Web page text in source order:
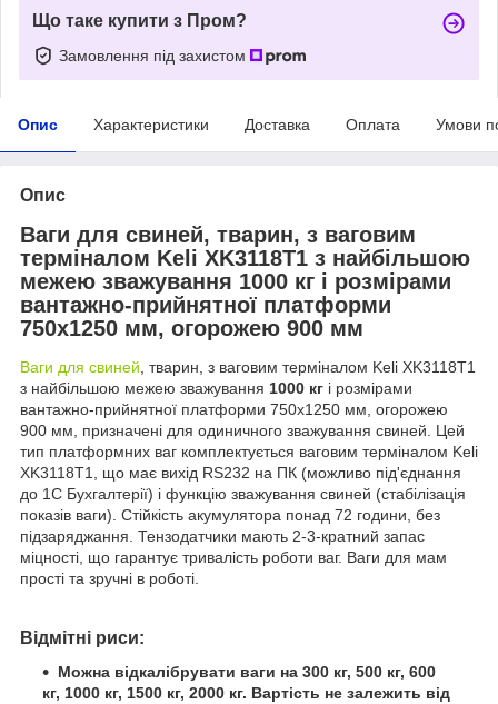
Що таке купити з Пром?
Замовлення під захистом
Опис Характеристики Доставка Оплата Умови
Опис
Ваги для свиней, тварин, з ваговим
терміналом Keli XK3118T1 з найбільшою
межею зважування 1000 кг і розмірами
вантажно-прийнятної платформи
750х1250 мм, огорожею 900 мм
Ваги для свиней, тварин, з ваговим терміналом Keli XK3118T1
з найбільшою межею зважування 1000 кг і розмірами
вантажно-прийнятної платформи 750х1250 мм, огорожею
900 мм, призначені для одиничного зважування свиней. Цей
тип платформних ваг комплектується ваговим терміналом Keli
XK3118T1, що має вихід RS232 на ПК (можливо під'єднання
до 1С Бухгалтерії) і функцію зважування свиней (стабілізація
показів ваги). Стійкість акумулятора понад 72 години, без
підзаряджання. Тензодатчики мають 2-3-кратний запас
міцності, що гарантує тривалість роботи ваг. Ваги для мам
прості та зручні в роботі.
Відмітні риси:
Можна відкалібрувати ваги на 300 кг, 500 кг, 600
кг, 1000 кг, 1500 кг, 2000 кг. Вартість не залежить від